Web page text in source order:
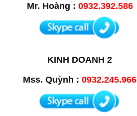
Mr. Hoàng : 0932.392.586
KINH DOANH 2
Mss. Quỳnh : 0932.245.966